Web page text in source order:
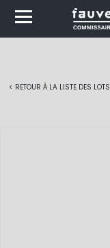
< RETOUR À LA LISTE DES LOTS